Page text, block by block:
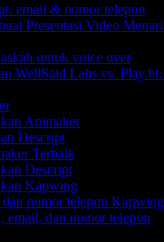
email & nomor telepon
Presentasi Video
untuk voice over
WellSaid Labs vs.
Animaker
Descript
Terbaik
Descript
Kapwing
nomor telepon Kapwing
dan nomor telepon